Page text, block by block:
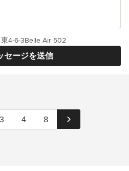
セージを送信
東4-6-3Belle Air 502
3 4 8